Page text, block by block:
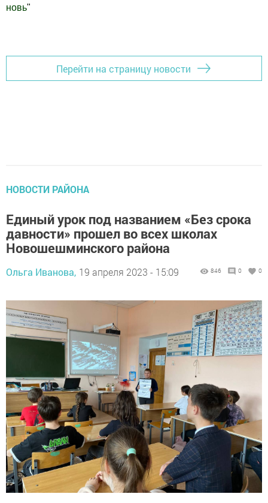
новь"
Перейти на страницу новости
НОВОСТИ РАЙОНА
Единый урок под названием «Без срока
давности» прошел во всех школах
Новошешминского района
Ольга Иванова, 19 апреля 2023 - 15:09 846 0 0